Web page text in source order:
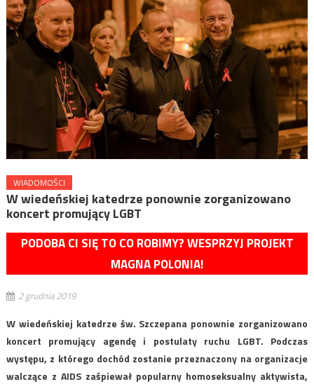
WIADOMOŚCI
W wiedeńskiej katedrze ponownie zorganizowano
koncert promujący LGBT
PODOBA CI SIĘ TO CO ROBIMY? WESPRZYJ PROJEKT
MAGNA POLONIA!
2 grudnia 2019
W wiedeńskiej katedrze św. Szczepana ponownie zorganizowano
koncert promujący agendę i postulaty ruchu LGBT. Podczas
występu, z którego dochód zostanie przeznaczony na organizacje
walczące z AIDS zaśpiewał popularny homoseksualny aktywista,